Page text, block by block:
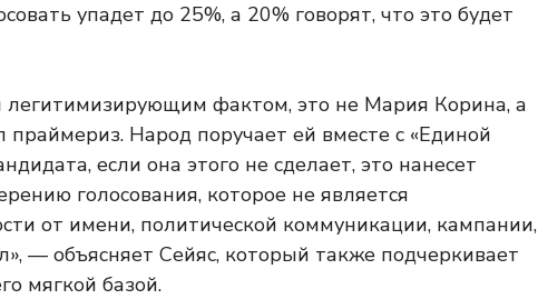
упадет до 25%, а 20% говорят, что это будет
легитимизирующим фактом, это не Мария Корина, а
Народ поручает ей вместе с «Единой
если она этого не сделает, это нанесет
голосования, которое не является
от имени, политической коммуникации, кампании,
— объясняет Сейяс, который также подчеркивает
мягкой базой.